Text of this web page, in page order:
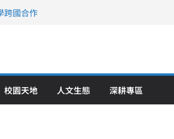
跨國合作
校園天地 人文生態 深耕專區